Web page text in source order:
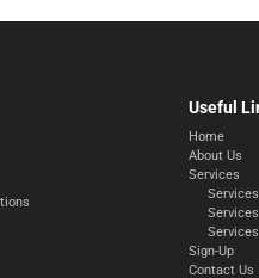
Useful
Home
About Us
Services
Sign-Up
Contact Us